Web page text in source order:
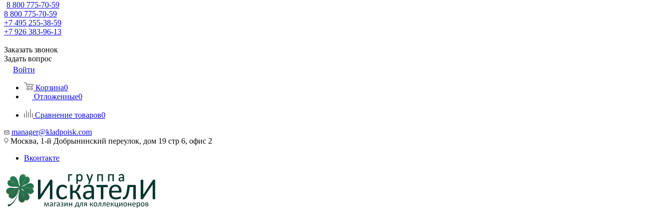
8 800 775-70-59
8 800 775-70-59
+7 495 255-38-59
+7 926 383-96-13
Заказать звонок
Задать вопрос
Войти
Корзина0
Отложенные0
Сравнение товаров0
manager@kladpoisk.com
Москва, 1-й Добрынинский переулок, дом 19 стр 6, офис 2
Вконтакте